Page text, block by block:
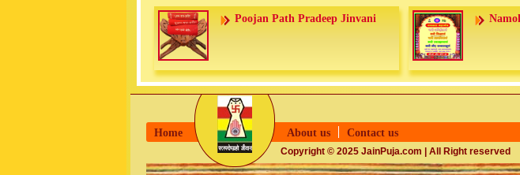
Poojan Path Pradeep Jinvani
Home About us Contact us
Copyright © 2025 JainPuja.com | All Right reserved